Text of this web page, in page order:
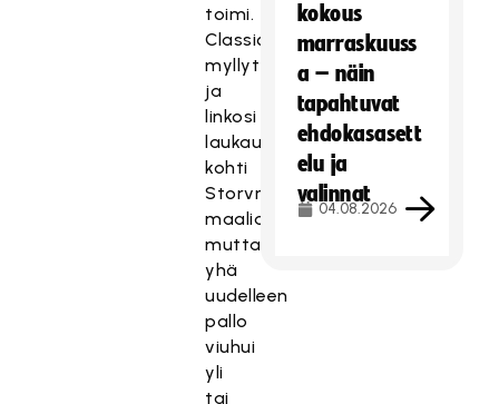
toimi.
Classic
myllytti
ja
linkosi
laukauksia
kohti
Storvretan
maalia,
mutta
yhä
uudelleen
pallo
viuhui
yli
tai
kokous
marraskuuss
a – näin
tapahtuvat
ehdokasasett
elu ja
valinnat
04.08.2026